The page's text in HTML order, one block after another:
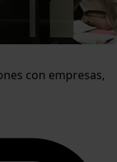
con empresas,